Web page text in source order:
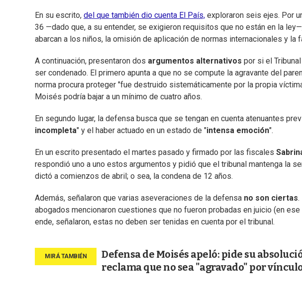
En su escrito, del que también dio cuenta El País, exploraron seis ejes. Por
36 —dado que, a su entender, se exigieron requisitos que no están en la
abarcan a los niños, la omisión de aplicación de normas internacionales y la
A continuación, presentaron dos argumentos alternativos por si el
ser condenado. El primero apunta a que no se compute la agravante del
norma procura proteger "fue destruido sistemáticamente por la propia
Moisés podría bajar a un mínimo de cuatro años.
En segundo lugar, la defensa busca que se tengan en cuenta atenuantes
incompleta" y el haber actuado en un estado de "intensa emoción".
En un escrito presentado el martes pasado y firmado por las fiscales
respondió uno a uno estos argumentos y pidió que el tribunal mantenga la
dictó a comienzos de abril; o sea, la condena de 12 años.
Además, señalaron que varias aseveraciones de la defensa no son ciertas.
abogados mencionaron cuestiones que no fueron probadas en juicio (en
ende, señalaron, estas no deben ser tenidas en cuenta por el tribunal.
Defensa de Moisés apeló: pide su
reclama que no sea "agravado" por